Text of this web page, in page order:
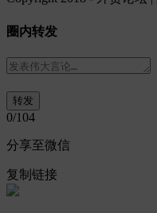
圈内转发
0/104
分享至微信
复制链接